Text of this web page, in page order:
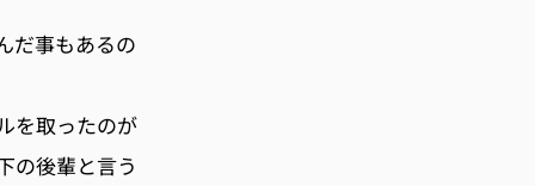
だ事もあるの
を取ったのが
の後輩と言う